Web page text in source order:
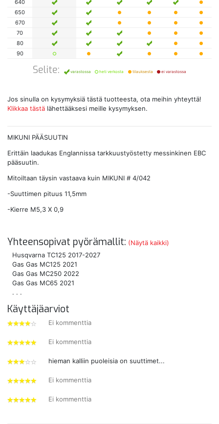
640
650
670
70
80
90
Selite: varastossa heti verkosta tilauksesta ei varastossa
Jos sinulla on kysymyksiä tästä tuotteesta, ota meihin yhteyttä!
Klikkaa tästä lähettääksesi meille kysymyksen.
MIKUNI PÄÄSUUTIN
Erittäin laadukas Englannissa tarkkuustyöstetty messinkinen EBC
pääsuutin.
Mitoiltaan täysin vastaava kuin MIKUNI # 4/042
-Suuttimen pituus 11,5mm
-Kierre M5,3 X 0,9
Yhteensopivat pyörämallit: (Näytä kaikki)
Husqvarna TC125 2017-2027
Gas Gas MC125 2021
Gas Gas MC250 2022
Gas Gas MC65 2021
. . .
Käyttäjäarviot
tähdet
Ei kommenttia
tähdet
Ei kommenttia
tähdet
hieman kalliin puoleisia on suuttimet...
tähdet
Ei kommenttia
Ei kommenttia